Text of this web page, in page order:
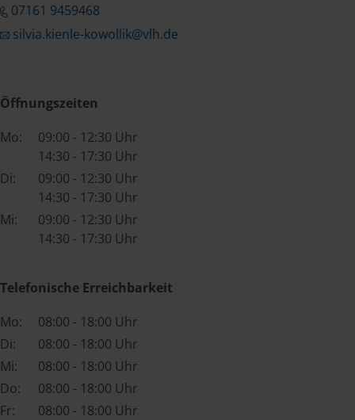
07161 9459468
silvia.kienle-kowollik@vlh.de
Öffnungszeiten
Mo:
09:00 - 12:30 Uhr
14:30 - 17:30 Uhr
Di:
09:00 - 12:30 Uhr
14:30 - 17:30 Uhr
Mi:
09:00 - 12:30 Uhr
14:30 - 17:30 Uhr
Telefonische Erreichbarkeit
Mo:
08:00 - 18:00 Uhr
Di:
08:00 - 18:00 Uhr
Mi:
08:00 - 18:00 Uhr
Do:
08:00 - 18:00 Uhr
Fr:
08:00 - 18:00 Uhr